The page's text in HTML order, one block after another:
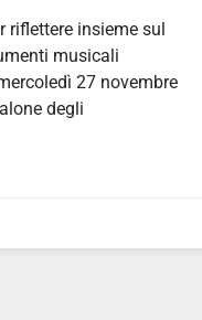
riflettere insieme sul
musicali
27 novembre
degli